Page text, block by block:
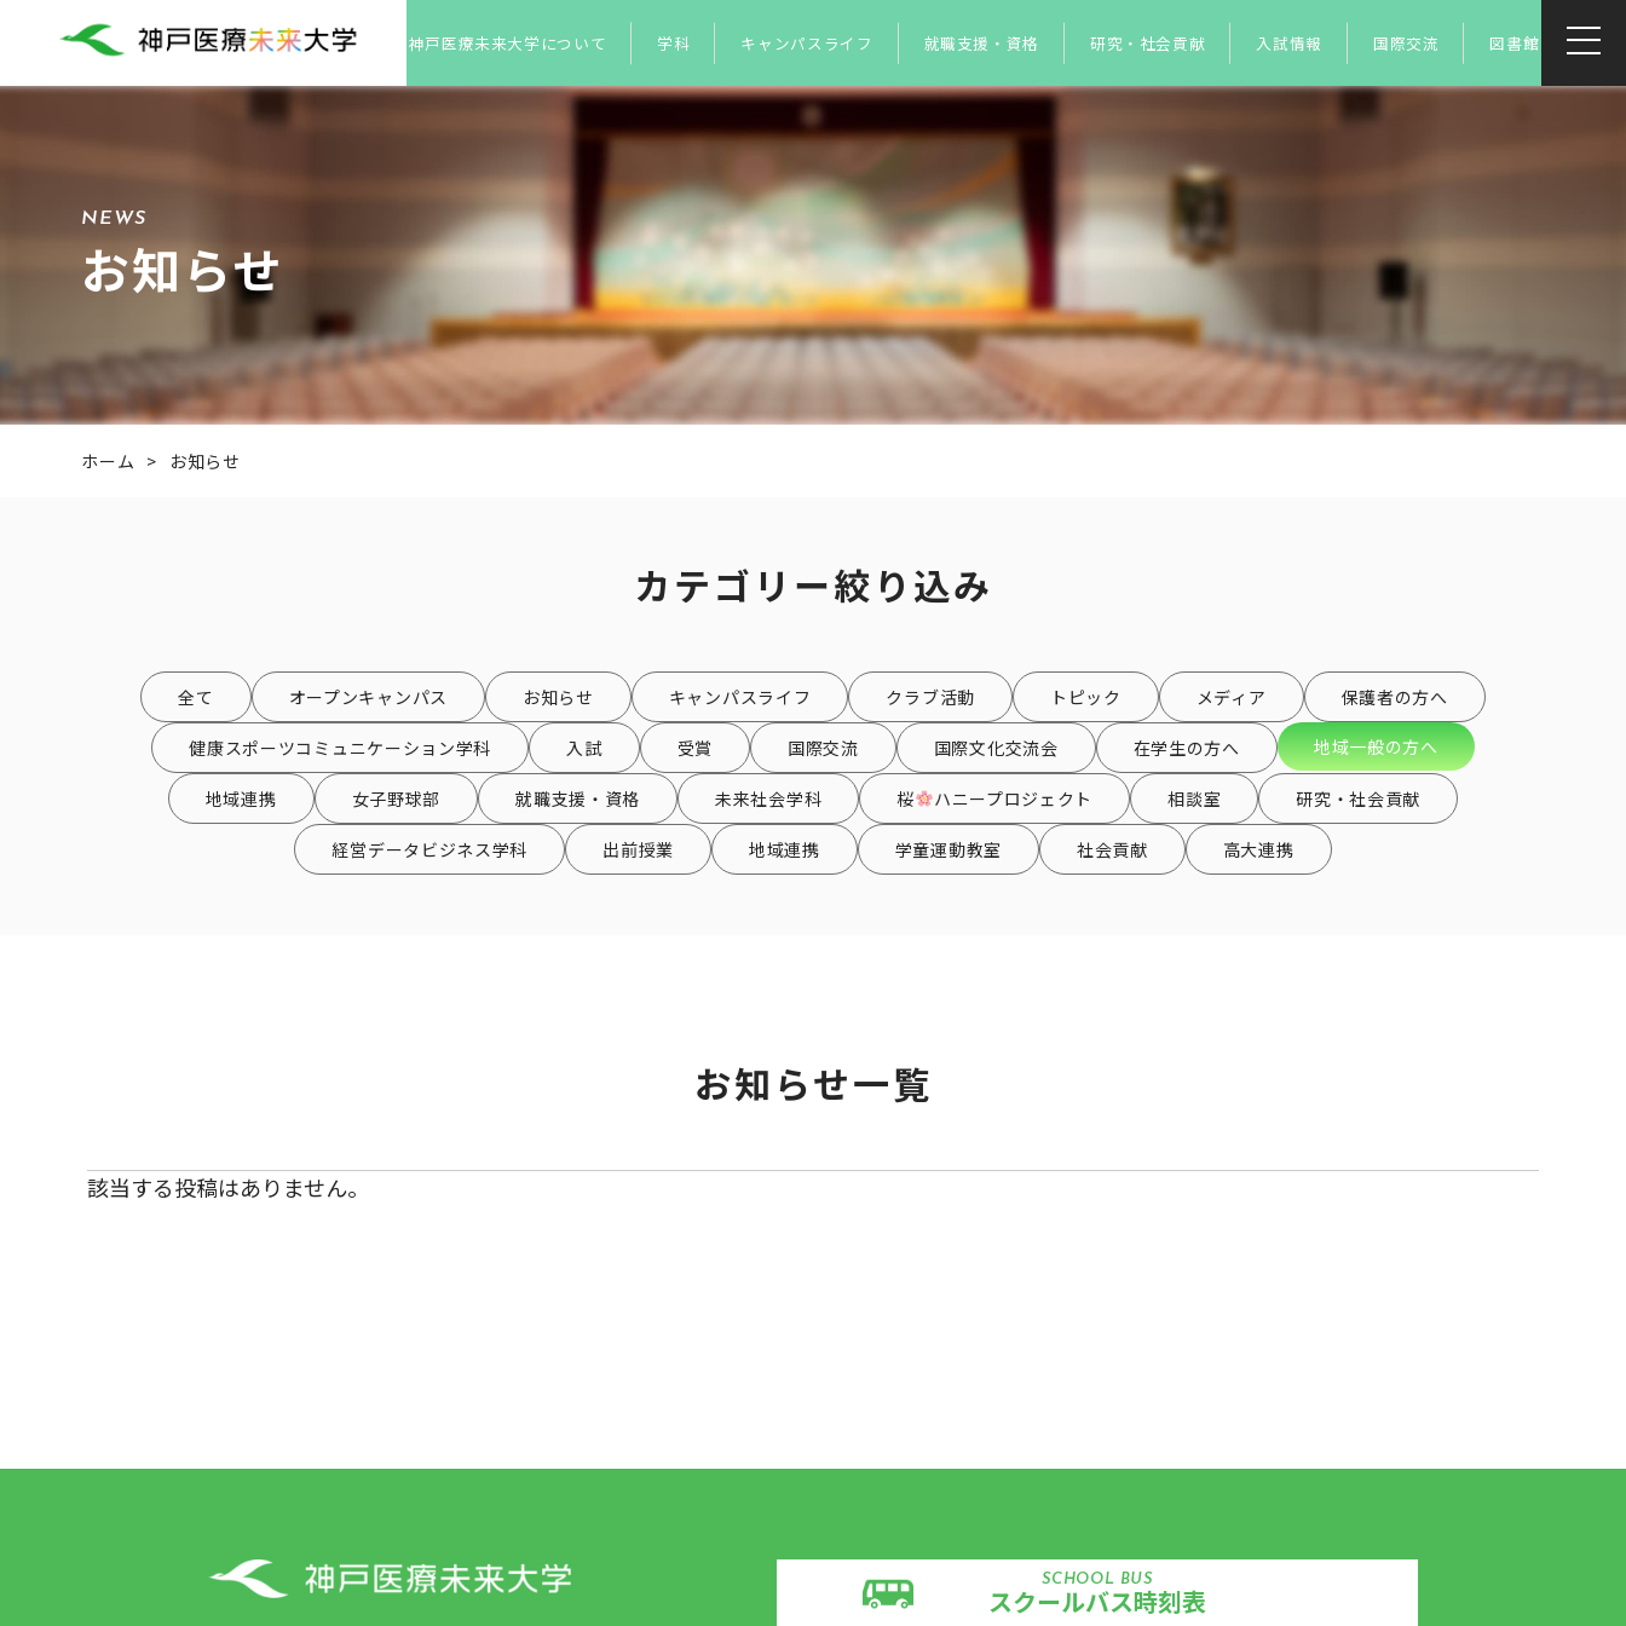
神戸医療未来大学について 学科 キャンパスライフ 就職支援・資格 研究・社会貢献 入試情報 国際交流 図書館
NEWS
お知らせ
ホーム > お知らせ
カテゴリー絞り込み
全て オープンキャンパス お知らせ キャンパスライフ クラブ活動 トピック メディア 保護者の方へ
健康スポーツコミュニケーション学科 入試 受賞 国際交流 国際文化交流会 在学生の方へ 地域一般の方へ
地域連携 女子野球部 就職支援・資格 未来社会学科 桜 ハニープロジェクト 相談室 研究・社会貢献
経営データビジネス学科 出前授業 地域連携 学童運動教室 社会貢献 高大連携
お知らせ一覧
該当する投稿はありません。
SCHOOL BUS
スクールバス時刻表